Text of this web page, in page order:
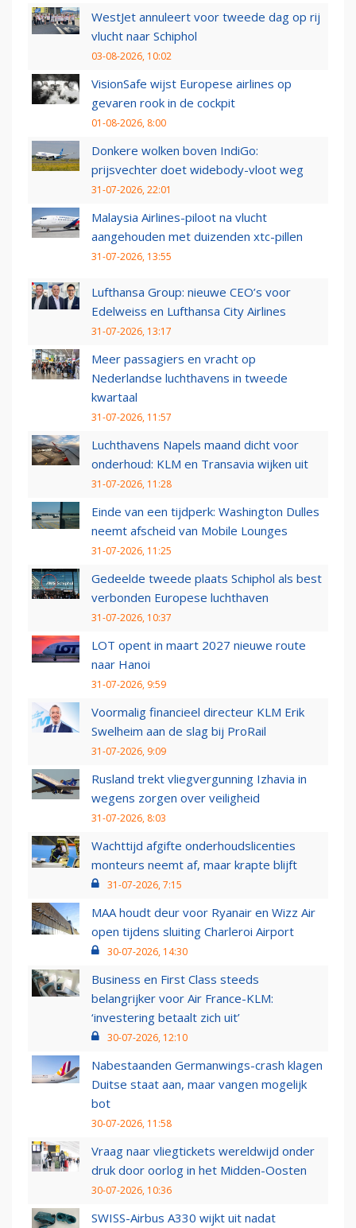
WestJet annuleert voor tweede dag op rij
vlucht naar Schiphol
03-08-2026, 10:02
VisionSafe wijst Europese airlines op
gevaren rook in de cockpit
01-08-2026, 8:00
Donkere wolken boven IndiGo:
prijsvechter doet widebody-vloot weg
31-07-2026, 22:01
Malaysia Airlines-piloot na vlucht
aangehouden met duizenden xtc-pillen
31-07-2026, 13:55
Lufthansa Group: nieuwe CEO’s voor
Edelweiss en Lufthansa City Airlines
31-07-2026, 13:17
Meer passagiers en vracht op
Nederlandse luchthavens in tweede
kwartaal
31-07-2026, 11:57
Luchthavens Napels maand dicht voor
onderhoud: KLM en Transavia wijken uit
31-07-2026, 11:28
Einde van een tijdperk: Washington Dulles
neemt afscheid van Mobile Lounges
31-07-2026, 11:25
Gedeelde tweede plaats Schiphol als best
verbonden Europese luchthaven
31-07-2026, 10:37
LOT opent in maart 2027 nieuwe route
naar Hanoi
31-07-2026, 9:59
Voormalig financieel directeur KLM Erik
Swelheim aan de slag bij ProRail
31-07-2026, 9:09
Rusland trekt vliegvergunning Izhavia in
wegens zorgen over veiligheid
31-07-2026, 8:03
Wachttijd afgifte onderhoudslicenties
monteurs neemt af, maar krapte blijft
31-07-2026, 7:15
MAA houdt deur voor Ryanair en Wizz Air
open tijdens sluiting Charleroi Airport
30-07-2026, 14:30
Business en First Class steeds
belangrijker voor Air France-KLM:
‘investering betaalt zich uit’
30-07-2026, 12:10
Nabestaanden Germanwings-crash klagen
Duitse staat aan, maar vangen mogelijk
bot
30-07-2026, 11:58
Vraag naar vliegtickets wereldwijd onder
druk door oorlog in het Midden-Oosten
30-07-2026, 10:36
SWISS-Airbus A330 wijkt uit nadat